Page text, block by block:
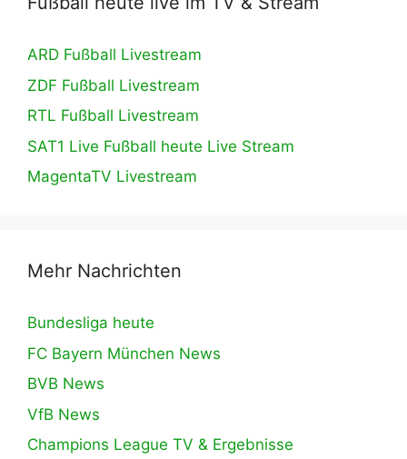
ARD Fußball Livestream
ZDF Fußball Livestream
RTL Fußball Livestream
SAT1 Live Fußball heute Live Stream
MagentaTV Livestream
Mehr Nachrichten
Bundesliga heute
FC Bayern München News
BVB News
VfB News
Champions League TV & Ergebnisse